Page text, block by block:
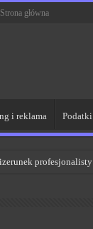
Strona główna
i reklama Podatki
profesjonalisty